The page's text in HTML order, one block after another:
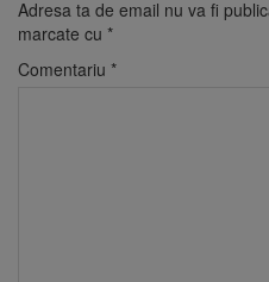
Adresa ta de email nu va fi
marcate cu *
Comentariu *